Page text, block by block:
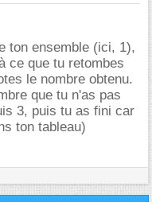
ton ensemble (ici, 1),
ce que tu retombes
le nombre obtenu.
que tu n'as pas
3, puis tu as fini car
ton tableau)